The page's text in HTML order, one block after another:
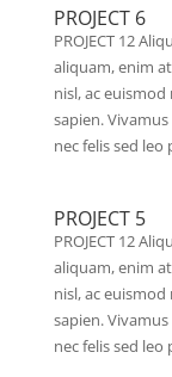
PROJECT 6
PROJECT 12
aliquam, enim
nisl, ac
sapien.
nec felis sed leo
PROJECT 5
PROJECT 12
aliquam, enim
nisl, ac
sapien.
nec felis sed leo